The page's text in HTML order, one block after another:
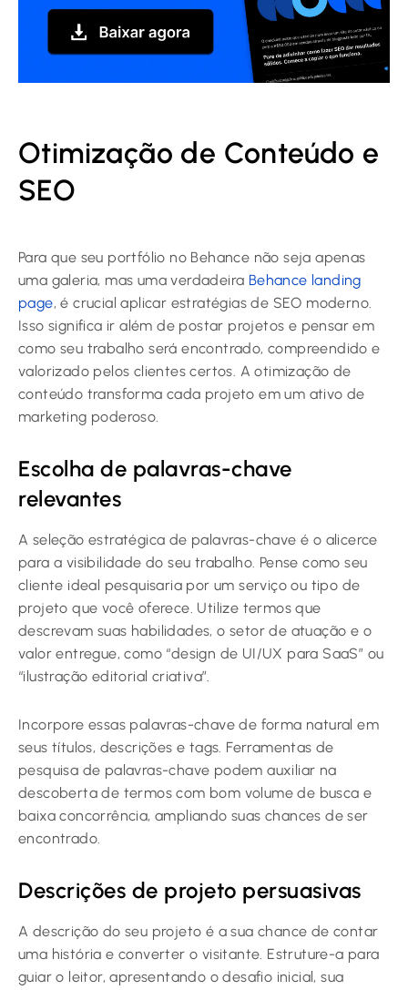
Otimização de Conteúdo e
SEO
Para que seu portfólio no Behance não seja apenas
uma galeria, mas uma verdadeira Behance landing
page, é crucial aplicar estratégias de SEO moderno.
Isso significa ir além de postar projetos e pensar em
como seu trabalho será encontrado, compreendido e
valorizado pelos clientes certos. A otimização de
conteúdo transforma cada projeto em um ativo de
marketing poderoso.
Escolha de palavras-chave
relevantes
A seleção estratégica de palavras-chave é o alicerce
para a visibilidade do seu trabalho. Pense como seu
cliente ideal pesquisaria por um serviço ou tipo de
projeto que você oferece. Utilize termos que
descrevam suas habilidades, o setor de atuação e o
valor entregue, como “design de UI/UX para SaaS” ou
“ilustração editorial criativa”.
Incorpore essas palavras-chave de forma natural em
seus títulos, descrições e tags. Ferramentas de
pesquisa de palavras-chave podem auxiliar na
descoberta de termos com bom volume de busca e
baixa concorrência, ampliando suas chances de ser
encontrado.
Descrições de projeto persuasivas
A descrição do seu projeto é a sua chance de contar
uma história e converter o visitante. Estruture-a para
guiar o leitor, apresentando o desafio inicial, sua